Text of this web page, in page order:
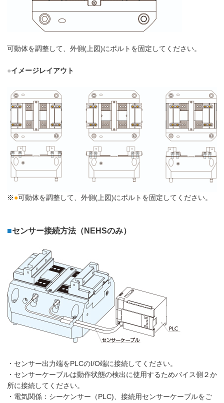
可動体を調整して、外側(上図)にボルトを固定してください。
●イメージレイアウト
※●可動体を調整して、外側(上図)にボルトを固定してください。
■センサー接続方法（NEHSのみ）
・センサー出力端をPLCのI/O端に接続してください。
・センサーケーブルは動作状態の検出に使用するためバイス側２か
所に接続してください。
・電気関係：シーケンサー（PLC)、接続用センサーケーブルをご